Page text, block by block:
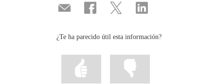
Compartir
por
Compartir
en
Compartir
en
Compartir
en
¿Te ha parecido útil esta información?
Marcar
información